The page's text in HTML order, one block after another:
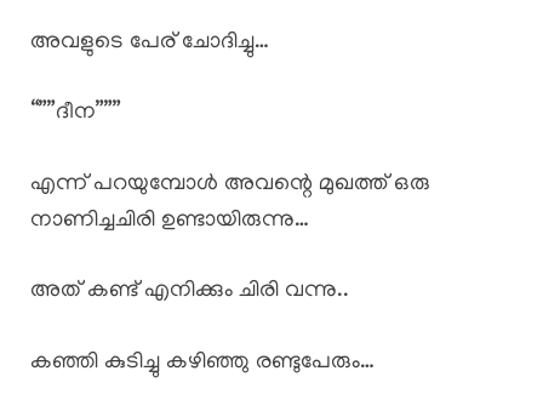
അവളുടെ പേര് ചോദിച്ചു…
“””ദീന”””
എന്ന് പറയുമ്പോൾ അവന്റെ മുഖത്ത് ഒരു
നാണിച്ചചിരി ഉണ്ടായിരുന്നു…
അത് കണ്ട് എനിക്കും ചിരി വന്നു..
കഞ്ഞി കുടിച്ചു കഴിഞ്ഞു രണ്ടുപേരും…